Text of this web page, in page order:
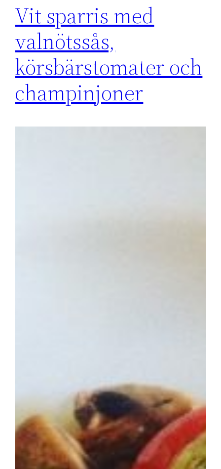
Vit sparris med
valnötssås,
körsbärstomater och
champinjoner